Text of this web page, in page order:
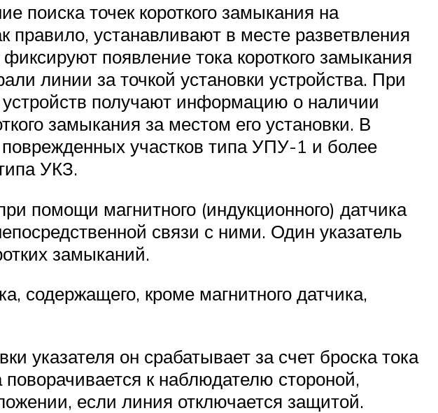
поиска точек короткого замыкания на
правило, устанавливают в месте разветвления
появление тока короткого замыкания
линии за точкой установки устройства. При
устройств получают информацию о наличии
замыкания за местом его установки. В
поврежденных участков типа УПУ-1 и более
УКЗ.
помощи магнитного (индукционного) датчика
связи с ними. Один указатель
замыканий.
содержащего, кроме магнитного датчика,
указателя он срабатывает за счет броска тока
поворачивается к наблюдателю стороной,
если линия отключается защитой.